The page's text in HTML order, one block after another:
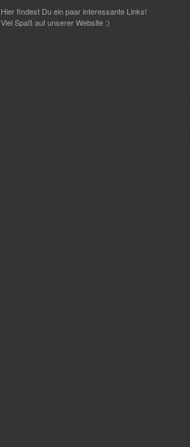
Hier findest Du ein paar interessante Links!
Viel Spaß auf unserer Website :)